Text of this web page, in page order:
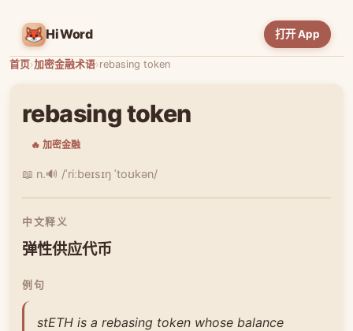
HiWord 打开 App
首页›加密金融术语›rebasing token
rebasing token
🔥 加密金融
📖 n.🔊 /ˈriːbeɪsɪŋ ˈtoʊkən/
中文释义
弹性供应代币
例句
stETH is a rebasing token whose balance